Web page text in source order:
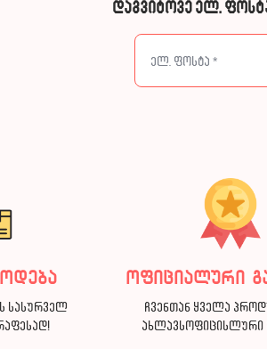
დაგვიტოვე ელ.
სასურველ
ოფიციალური
ჩვენთან ყველა
ახლავსოფიცისლური